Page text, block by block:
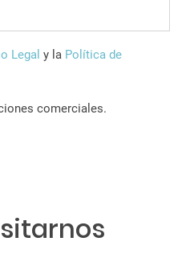
Legal y la Política de
comerciales.